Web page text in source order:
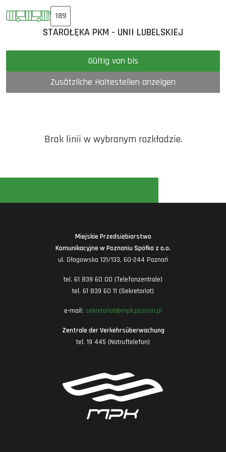
189
STAROŁĘKA PKM - UNII LUBELSKIEJ
Gültig von bis
Zusätzliche Haltestellen anzeigen
Brak linii w wybranym rozkładzie.
Miejskie Przedsiębiorstwo
Komunikacyjne w Poznaniu Spółka z o.o.
ul. Głogowska 131/133, 60-244 Poznań
tel. 61 839 60 00 (Telefonzentrale)
tel. 61 839 60 11 (Sekretariat)
e-mail: sekretariat@mpk.poznan.pl
Zentrale der Verkehrsüberwachung
tel. 19 445 (Notruftelefon)